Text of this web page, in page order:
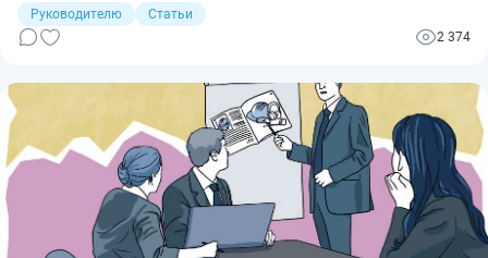
определенным направлениям, которые соответствуют
конкретным кодам ОКВЭД. Разберем, какие коды ОКВЭД
требуется выбрать, чтобы IT-компании получить
Руководителю
Статьи
2 374